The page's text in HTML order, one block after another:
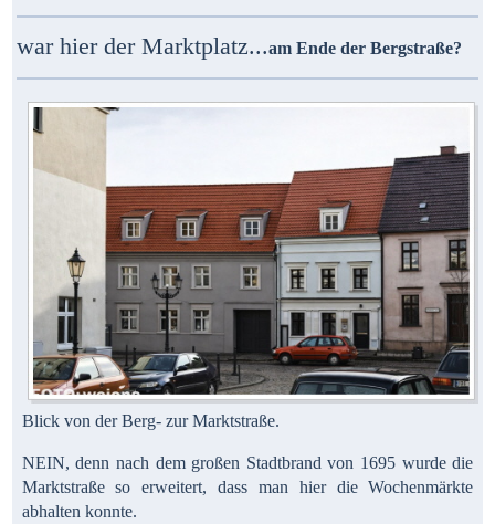
war hier der Marktplatz...am Ende der Bergstraße?
Blick von der Berg- zur Marktstraße.
NEIN, denn nach dem großen Stadtbrand von 1695 wurde die
Marktstraße so erweitert, dass man hier die Wochenmärkte
abhalten konnte.